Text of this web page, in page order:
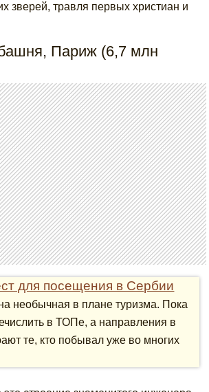
зверей, травля первых христиан и
Париж (6,7 млн
для посещения в Сербии
необычная в плане туризма. Пока
в ТОПе, а направления в
те, кто побывал уже во многих